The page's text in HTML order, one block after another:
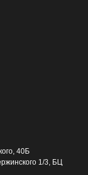
40Б
1/3, БЦ